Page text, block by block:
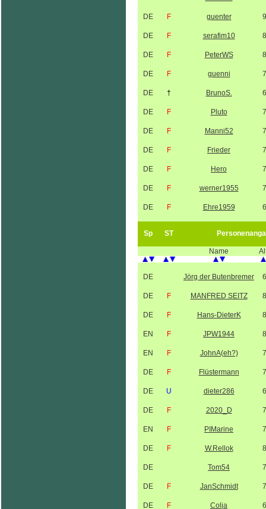
DE F guenter
DE F serafim10
DE F PeterWS
DE F guenni
DE † BrunoS.
DE F Pluto
DE F Manni52
DE F Frieder
DE F Hero
DE F werner1955
DE F Ehre1959
Sp ST
Name
DE Jörg der Butenbremer
DE F MANFRED SEITZ
DE F Hans-DieterK
EN F JPW1944
EN F JohnA(eh?)
DE F Flüstermann
DE U dieter286
DE F 2020_D
EN F PIMarine
DE F W.Rellok
DE Tom54
DE F JanSchmidt
DE F Colja